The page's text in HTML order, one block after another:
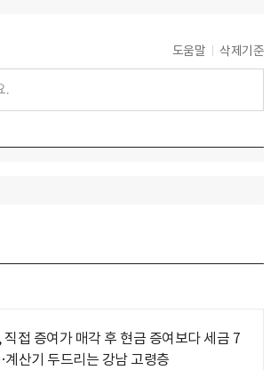
도움말 삭제기준
직접 증여가 매각 후 현금 증여보다 세금 7
산기 두드리는 강남 고령층